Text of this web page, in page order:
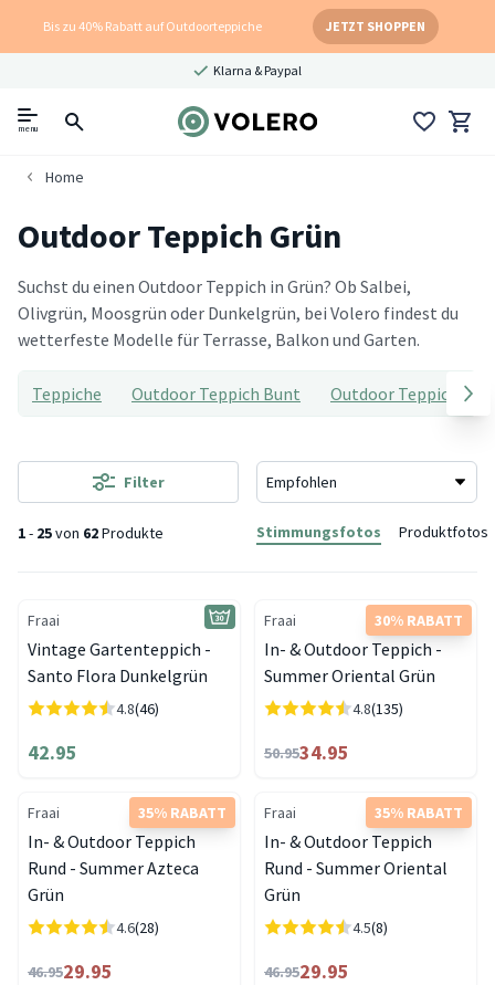
Bis zu 40% Rabatt auf Outdoorteppiche JETZT SHOPPEN
Klarna & Paypal
menu
Home
Outdoor Teppich Grün
Suchst du einen Outdoor Teppich in Grün? Ob Salbei,
Olivgrün, Moosgrün oder Dunkelgrün, bei Volero findest du
wetterfeste Modelle für Terrasse, Balkon und Garten.
Teppiche Outdoor Teppich Bunt Outdoor Teppich
1- 25von 62Produkte
Filter
Stimmungsfotos Produktfotos
Fraai
Vintage Gartenteppich -
Santo Flora Dunkelgrün
4.8(46)
42.95
30% RABATT
Fraai
In- & Outdoor Teppich -
Summer Oriental Grün
4.8(135)
50.9534.95
35% RABATT
Fraai
In- & Outdoor Teppich
Rund - Summer Azteca
Grün
4.6(28)
46.9529.95
35% RABATT
Fraai
In- & Outdoor Teppich
Rund - Summer Oriental
Grün
4.5(8)
46.9529.95